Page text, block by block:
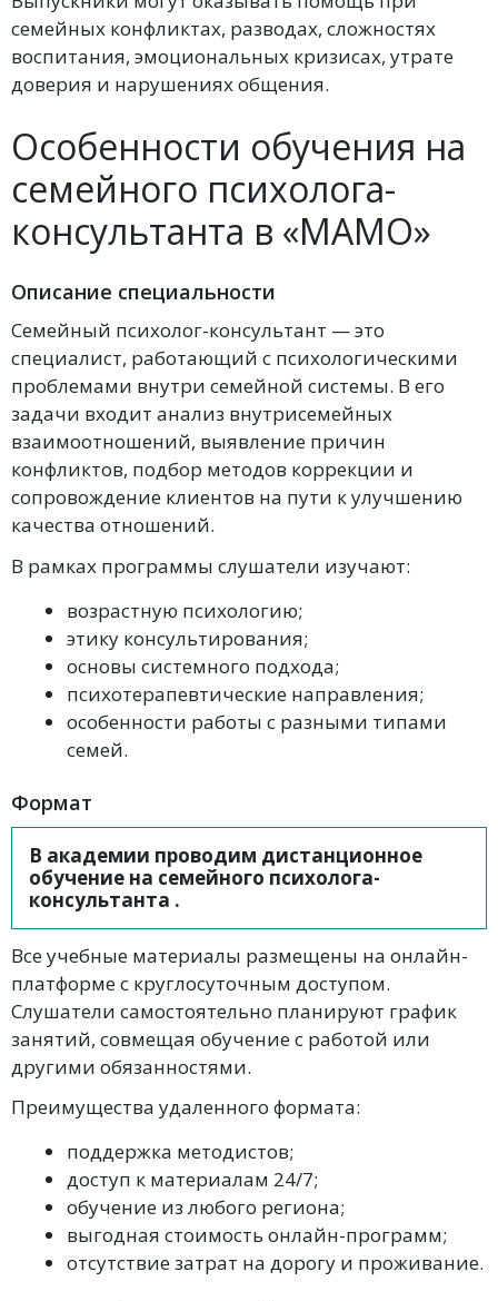
семейных конфликтах, разводах, сложностях
воспитания, эмоциональных кризисах, утрате
доверия и нарушениях общения.
Особенности обучения на
семейного психолога-
консультанта в «МАМО»
Описание специальности
Семейный психолог-консультант — это
специалист, работающий с психологическими
проблемами внутри семейной системы. В его
задачи входит анализ внутрисемейных
взаимоотношений, выявление причин
конфликтов, подбор методов коррекции и
сопровождение клиентов на пути к улучшению
качества отношений.
В рамках программы слушатели изучают:
возрастную психологию;
этику консультирования;
основы системного подхода;
психотерапевтические направления;
особенности работы с разными типами
семей.
Формат
В академии проводим дистанционное
обучение на семейного психолога-
консультанта .
Все учебные материалы размещены на онлайн-
платформе с круглосуточным доступом.
Слушатели самостоятельно планируют график
занятий, совмещая обучение с работой или
другими обязанностями.
Преимущества удаленного формата:
поддержка методистов;
доступ к материалам 24/7;
обучение из любого региона;
выгодная стоимость онлайн-программ;
отсутствие затрат на дорогу и проживание.